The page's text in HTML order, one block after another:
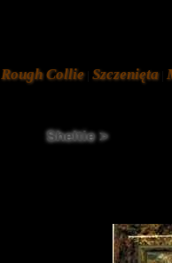
Rough Collie| Szczenięta|
Sheltie >